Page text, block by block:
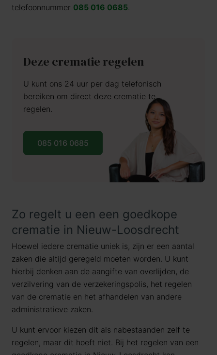
telefoonnummer 085 016 0685.
Deze crematie regelen
U kunt ons 24 uur per dag telefonisch
bereiken om direct deze crematie te
regelen.
085 016 0685
Zo regelt u een een goedkope
crematie in Nieuw-Loosdrecht
Hoewel iedere crematie uniek is, zijn er een aantal
zaken die altijd geregeld moeten worden. U kunt
hierbij denken aan de aangifte van overlijden, de
verzilvering van de verzekeringspolis, het regelen
van de crematie en het afhandelen van andere
administratieve zaken.
U kunt ervoor kiezen dit als nabestaanden zelf te
regelen, maar dit hoeft niet. Bij het regelen van een